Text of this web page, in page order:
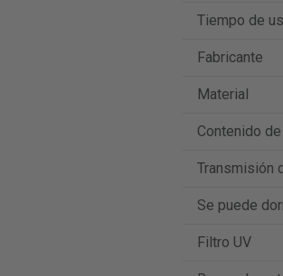
Tiempo de
Fabricante
Material
Contenido de
Transmisión
Se puede
Filtro UV